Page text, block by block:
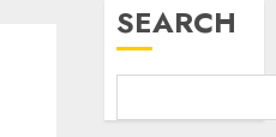
SEARCH